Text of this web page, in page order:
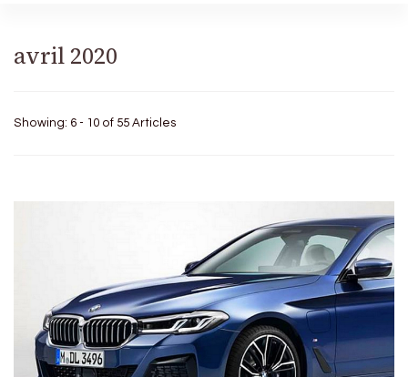
avril 2020
Showing: 6 - 10 of 55 Articles